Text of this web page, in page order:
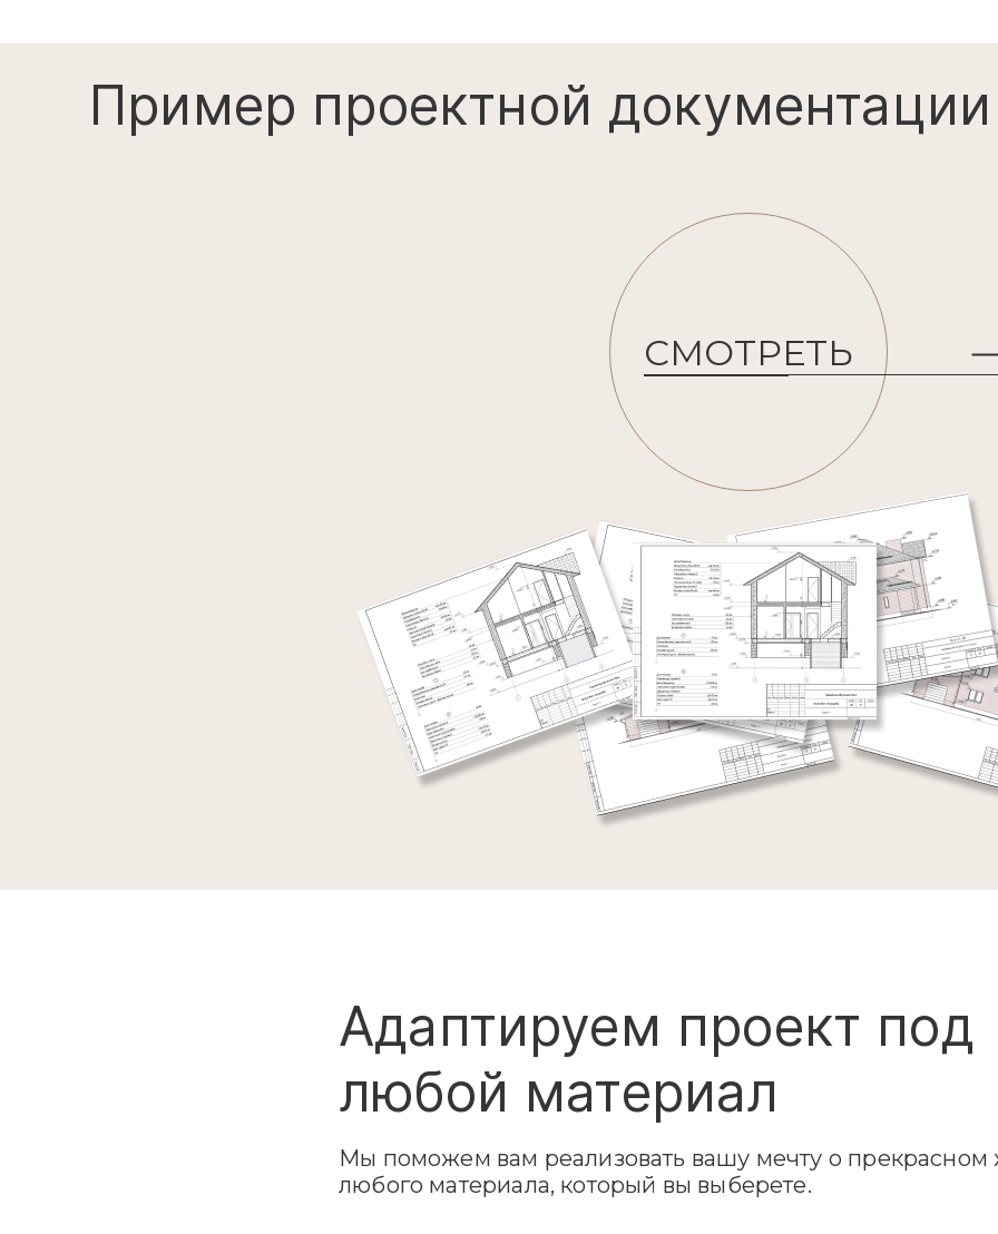
Пример проектной документации
СМОТРЕТЬ
Адаптируем проект под
любой материал
Мы поможем вам реализовать вашу мечту о прекрасном
любого материала, который вы выберете.